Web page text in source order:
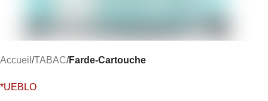
Accueil TABAC Farde-Cartouche
*UEBLO